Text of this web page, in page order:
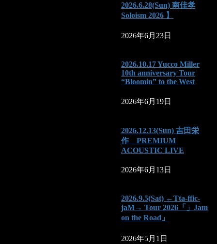
2026.6.28(Sun) 南佳孝
Soloism 2026 】
2026年6月23日
2026.10.17 Yucco Miller
10th anniversary Tour
“Bloomin” to the West
2026年6月19日
2026.12.13(Sun) 吉田栄
作 PREMIUM
ACOUSTIC LIVE
2026年6月13日
2026.9.5(Sat) ←Tta-ffic-
jaM→ Tour 2026「」Jam
on the Road」
2026年5月1日